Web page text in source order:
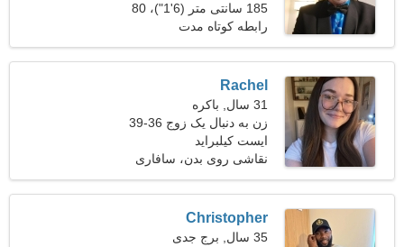
47-54
185 سانتی متر (6'1")، 80
کیلوگرم (176 پوند)
رابطه کوتاه مدت
Rachel
31 سال, باکره
زن به دنبال یک زوج 36-39
ایست کیلبراید
نقاشی روی بدن، سافاری
Christopher
35 سال, برج جدی